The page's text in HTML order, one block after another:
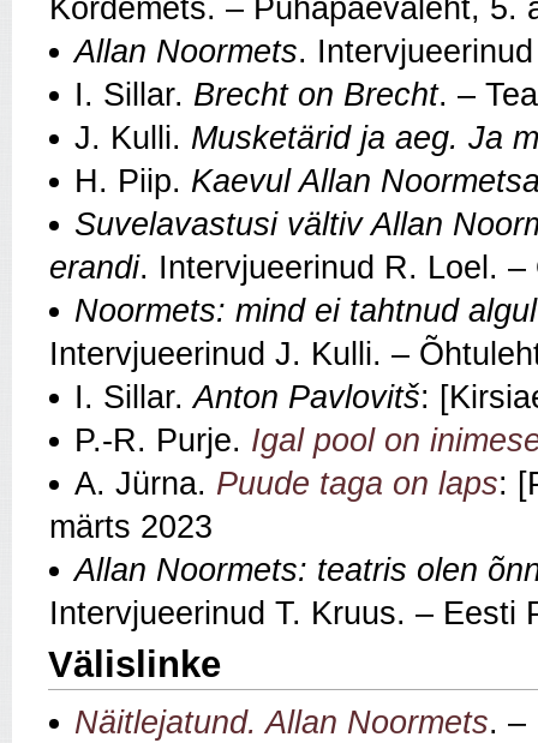
Kordemets. – Pühapäevaleht, 5.
Allan Noormets.
I. Sillar. Brecht on Brecht. –
J. Kulli. Musketärid ja aeg. Ja
H. Piip. Kaevul Allan
Suvelavastusi vältiv Allan
erandi. Intervjueerinud R. Loel.
Noormets: mind ei tahtnud
Intervjueerinud J. Kulli. –
I. Sillar.Anton Pavlovitš:
P.-R. Purje. Igal pool on
A. Jürna. Puude taga on laps:
märts 2023
Allan Noormets: teatris olen
Intervjueerinud T. Kruus. – Eesti
Välislinke
Näitlejatund. Allan Noormets. –